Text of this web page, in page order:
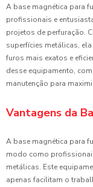
A base magnética para
profissionais e
projetos de perfuração.
superfícies metálicas,
furos mais exatos e
desse equipamento,
manutenção para
Vantagens da
A base magnética para
modo como
metálicas. Este
apenas facilitam o